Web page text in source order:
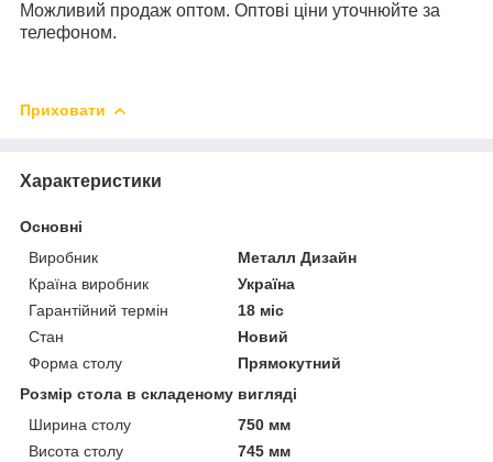
Можливий продаж оптом. Оптові ціни уточнюйте за
телефоном.
Приховати
Характеристики
Основні
Виробник
Металл Дизайн
Країна виробник
Україна
Гарантійний термін
18 міс
Стан
Новий
Форма столу
Прямокутний
Розмір стола в складеному вигляді
Ширина столу
750 мм
Висота столу
745 мм